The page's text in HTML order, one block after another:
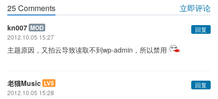
25 Comments 立即评论
kn007 MOD
回复
2012.10.05 15:27
主题原因，又拍云导致读取不到wp-admin，所以禁用
老猫Music LV5
回复
2012.10.05 15:28